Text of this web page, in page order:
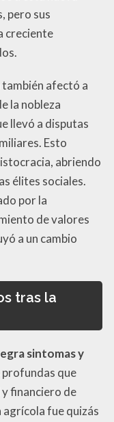
pero sus
creciente
afectó a
la nobleza
llevó a disputas
Esto
abriendo
élites sociales.
por la
de valores
a un cambio
tras la
sintomas y
que
financiero de
agrícola fue quizás